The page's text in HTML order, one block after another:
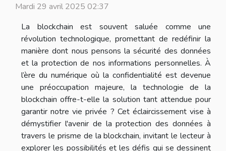
Mardi 29 avril 2025 02:37
La blockchain est souvent saluée comme une
révolution technologique, promettant de redéfinir la
manière dont nous pensons la sécurité des données
et la protection de nos informations personnelles. À
l’ère du numérique où la confidentialité est devenue
une préoccupation majeure, la technologie de la
blockchain offre-t-elle la solution tant attendue pour
garantir notre vie privée ? Cet éclaircissement vise à
démystifier l'avenir de la protection des données à
travers le prisme de la blockchain, invitant le lecteur à
explorer les possibilités et les défis qui se dessinent